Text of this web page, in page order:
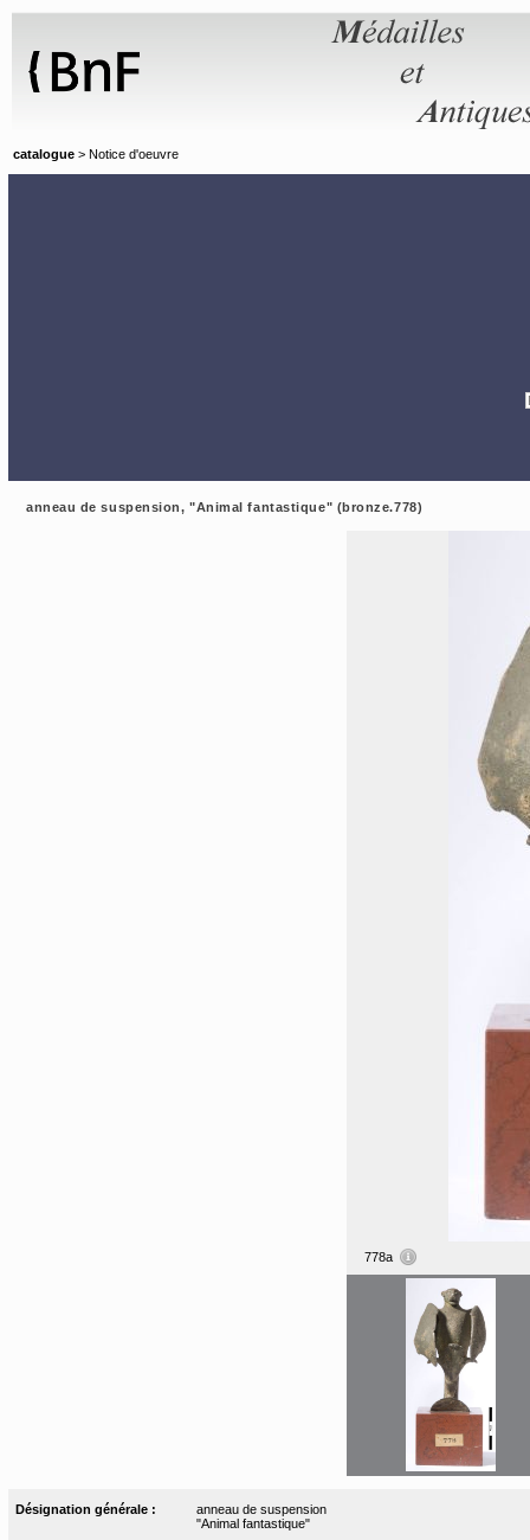
catalogue > Notice d'oeuvre
anneau de suspension, "Animal fantastique" (bronze.778)
778a
Désignation générale :
anneau de suspension
"Animal fantastique"